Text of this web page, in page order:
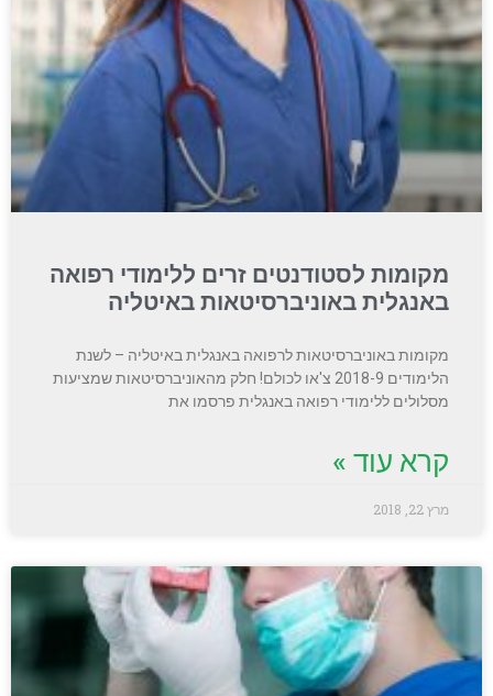
מקומות לסטודנטים זרים ללימודי רפואה
באנגלית באוניברסיטאות באיטליה
מקומות באוניברסיטאות לרפואה באנגלית באיטליה – לשנת
הלימודים 2018-9 צ'או לכולם! חלק מהאוניברסיטאות שמציעות
מסלולים ללימודי רפואה באנגלית פרסמו את
קרא עוד »
מרץ 22, 2018